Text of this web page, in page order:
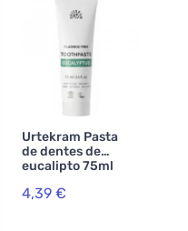
Urtekram Pasta
de dentes de
eucalipto 75ml
4,39 €